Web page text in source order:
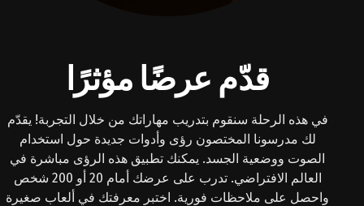
قدّم عرضًا مؤثرًا
في هذه الرحلة سنقوم بتدريب مهاراتك من خلال التجربة! يقدّم
لك مدرسونا المختصون رؤى وأدوات جديدة حول استخدام
الصوت ووضعية الجسد. يمكنك تطبيق هذه الرؤى مباشرة في
العالم الافتراضي. تدرب على عرضك أمام 20 أو 200 شخص
واحصل على ملاحظات فورية. اختبر معرفتك في ألعاب صغيرة